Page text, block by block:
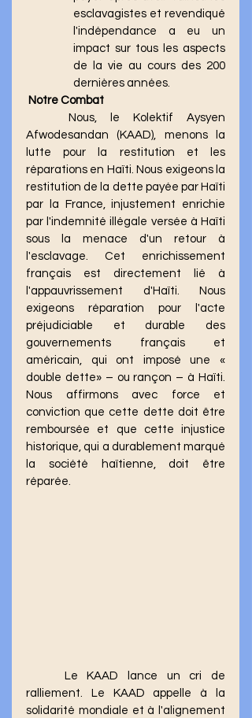
esclavagistes et revendiqué
l'indépendance a eu un
impact sur tous les aspects
de la vie au cours des 200
dernières années.
Notre Combat
Afwodesandan (KAAD), menons la
lutte pour la restitution et les
réparations en Haïti. Nous exigeons la
restitution de la dette payée par Haïti
par la France, injustement enrichie
par l'indemnité illégale versée à Haïti
sous la menace d'un retour à
l'esclavage. Cet enrichissement
français est directement lié à
l'appauvrissement d'Haïti. Nous
exigeons réparation pour l'acte
préjudiciable et durable des
gouvernements français et
américain, qui ont imposé une «
double dette» – ou rançon – à Haïti.
Nous affirmons avec force et
conviction que cette dette doit être
remboursée et que cette injustice
historique, qui a durablement marqué
la société haïtienne, doit être
réparée.
ralliement. Le KAAD appelle à la
solidarité mondiale et à l'alignement